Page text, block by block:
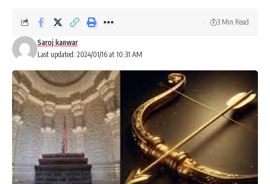
Last updated: 2024/01/16 at 10:31 AM
Saroj kanwar
3 Min Read